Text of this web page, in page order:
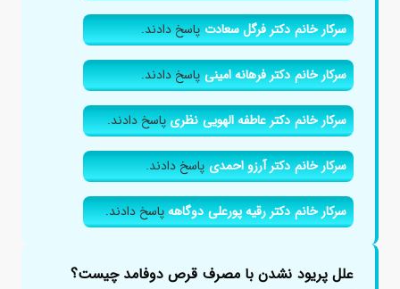
سرکار خانم دکتر فرگل سعادتپاسخ دادند.
سرکار خانم دکتر فرهانه امینیپاسخ دادند.
سرکار خانم دکتر عاطفه الهویی نظریپاسخ دادند.
سرکار خانم دکتر آرزو احمدیپاسخ دادند.
سرکار خانم دکتر رقیه پورعلی دوگاههپاسخ دادند.
علل پریود نشدن با مصرف قرص دوفامد چیست؟